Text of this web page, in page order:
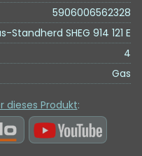
5906006562328
Standherd SHEG 914 121 E
4
Gas
dieses Produkt: